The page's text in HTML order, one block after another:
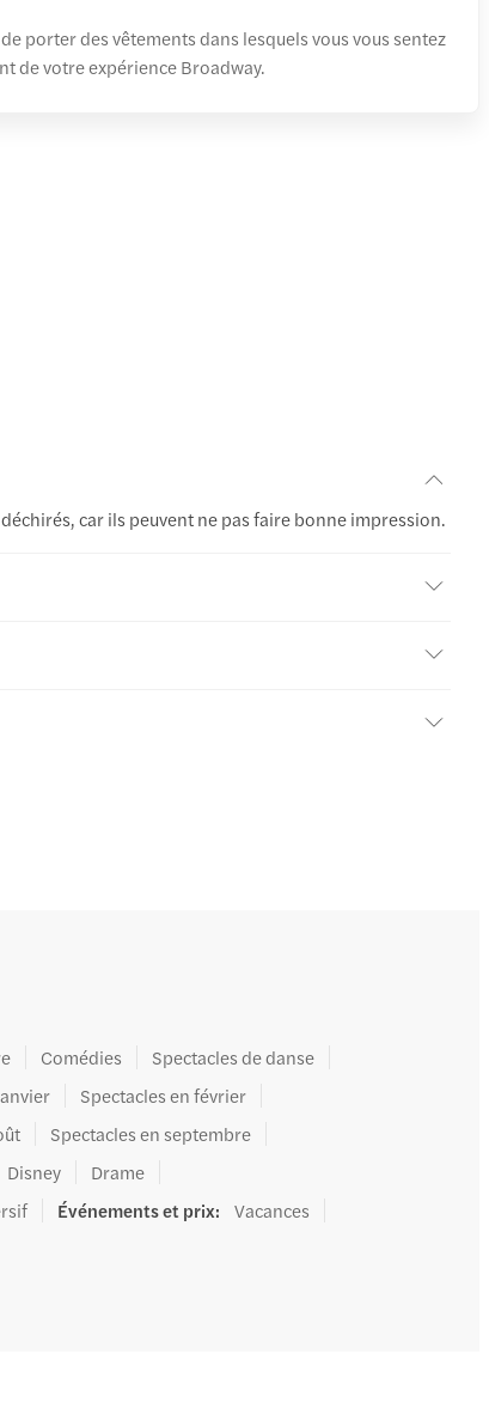
porter des vêtements dans lesquels vous vous sentez
de votre expérience Broadway.
car ils peuvent ne pas faire bonne impression.
Comédies
Spectacles de danse
Spectacles en février
Spectacles en septembre
Disney
Drame
Événements et prix:
Vacances